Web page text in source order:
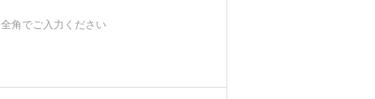
全角でご入力ください